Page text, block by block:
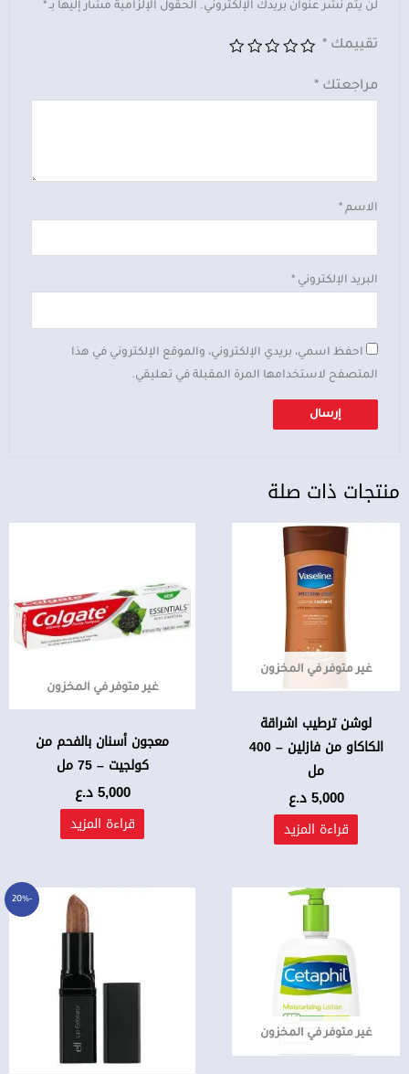
لن يتم نشر عنوان بريدك الإلكتروني. الحقول الإلزامية مشار إليها بـ*
تقييمك *
مراجعتك *
الاسم*
البريد الإلكتروني *
احفظ اسمي، بريدي الإلكتروني، والموقع الإلكتروني في هذا
المتصفح لاستخدامها المرة المقبلة في تعليقي.
منتجات ذات صلة
غير متوفر في المخزون
لوشن ترطيب اشراقة
الكاكاو من فازلين – 400
مل
5,000د.ع
قراءة المزيد
غير متوفر في المخزون
معجون أسنان بالفحم من
كولجيت – 75 مل
5,000د.ع
قراءة المزيد
غير متوفر في المخزون
-20% السعر
الأصلي
هو:
السعر
الحالي